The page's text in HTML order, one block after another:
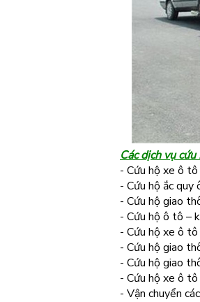
Các dịch vụ
- Cứu hộ xe ô
- Cứu hộ ắc quy
- Cứu hộ giao
- Cứu hộ ô tô –
- Cứu hộ xe ô
- Cứu hộ giao
- Cứu hộ giao
- Cứu hộ xe ô
- Vận chuyển